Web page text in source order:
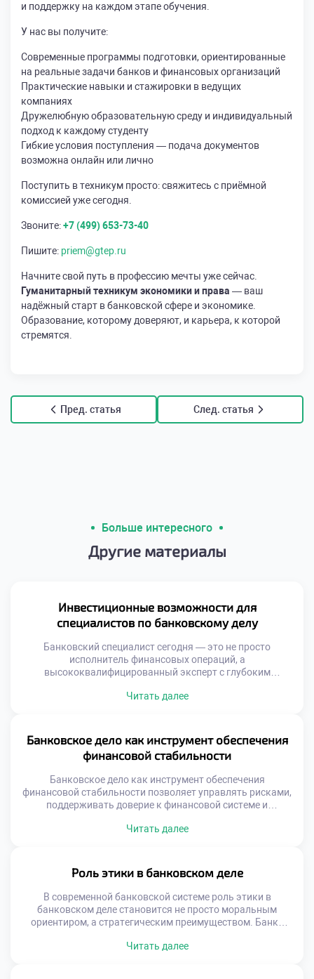
и поддержку на каждом этапе обучения.
У нас вы получите:
Современные программы подготовки, ориентированные
на реальные задачи банков и финансовых организаций
Практические навыки и стажировки в ведущих
компаниях
Дружелюбную образовательную среду и индивидуальный
подход к каждому студенту
Гибкие условия поступления — подача документов
возможна онлайн или лично
Поступить в техникум просто: свяжитесь с приёмной
комиссией уже сегодня.
Звоните:+7 (499) 653-73-40
Пишите: priem@gtep.ru
Начните свой путь в профессию мечты уже сейчас.
Гуманитарный техникум экономики и права — ваш
надёжный старт в банковской сфере и экономике.
Образование, которому доверяют, и карьера, к которой
стремятся.
Пред. статья След. статья
Больше интересного
Другие материалы
Инвестиционные возможности для
специалистов по банковскому делу
Банковский специалист сегодня — это не просто
исполнитель финансовых операций, а
высококвалифицированный эксперт с глубоким
анализа финансовых потоков. Такие знания открывают
кредитования, оценки ликвидности и анализа отчётности
позволяет ему уверенно ориентироваться в
инвестиционной среде. Это даёт возможность не […]
Читать далее
Банковское дело как инструмент обеспечения
финансовой стабильности
Банковское дело как инструмент обеспечения
финансовой стабильности позволяет управлять рисками,
поддерживать доверие к финансовой системе и
эффективной банковской структуры невозможно ни
хранения денег. Банки аккумулируют сбережения,
перераспределяют ресурсы и управляют ликвидностью.
Они создают условия для […]
Читать далее
Роль этики в банковском деле
В современной банковской системе роль этики в
банковском деле становится не просто моральным
ориентиром, а стратегическим преимуществом. Банки
финансовыми потоками и доверием миллионов клиентов.
Читать далее